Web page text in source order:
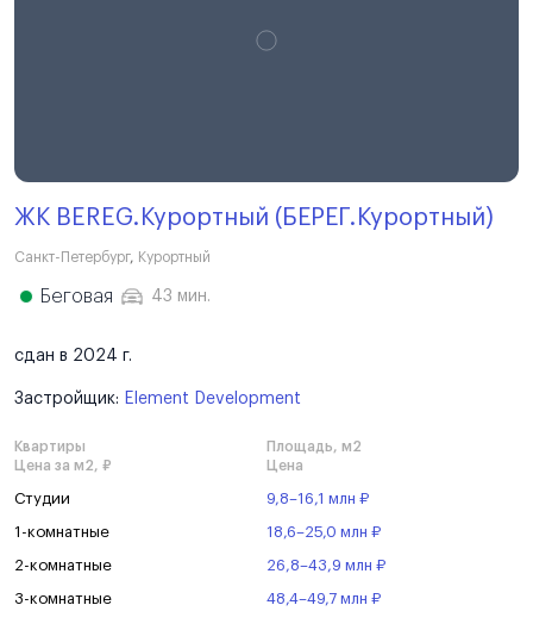
ЖК BEREG.Курортный (БЕРЕГ.Курортный)
Санкт-Петербург, Курортный
Беговая 43 мин.
сдан в 2024 г.
Застройщик: Element Development
Квартиры
Площадь, м2
Цена за м2, ₽
Цена
Студии 9,8–16,1 млн ₽
1-комнатные 18,6–25,0 млн ₽
2-комнатные 26,8–43,9 млн ₽
3-комнатные 48,4–49,7 млн ₽